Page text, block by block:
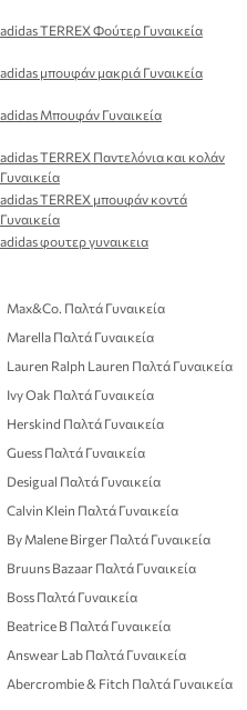
adidas TERREX Φούτερ Γυναικεία
adidas μπουφάν μακριά Γυναικεία
adidas Μπουφάν Γυναικεία
adidas TERREX Παντελόνια και κολάν
Γυναικεία
adidas TERREX μπουφάν κοντά
Γυναικεία
adidas φουτερ γυναικεια
Max&Co. Παλτά Γυναικεία
Marella Παλτά Γυναικεία
Lauren Ralph Lauren Παλτά Γυναικεία
Ivy Oak Παλτά Γυναικεία
Herskind Παλτά Γυναικεία
Guess Παλτά Γυναικεία
Desigual Παλτά Γυναικεία
Calvin Klein Παλτά Γυναικεία
By Malene Birger Παλτά Γυναικεία
Bruuns Bazaar Παλτά Γυναικεία
Boss Παλτά Γυναικεία
Beatrice B Παλτά Γυναικεία
Answear Lab Παλτά Γυναικεία
Abercrombie & Fitch Παλτά Γυναικεία